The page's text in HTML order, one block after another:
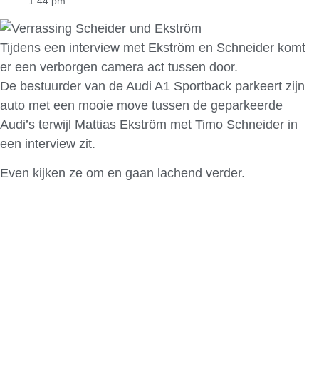
Tijdens een interview met Ekström en Schneider komt
er een verborgen camera act tussen door.
De bestuurder van de Audi A1 Sportback parkeert zijn
auto met een mooie move tussen de geparkeerde
Audi’s terwijl Mattias Ekström met Timo Schneider in
een interview zit.
Even kijken ze om en gaan lachend verder.